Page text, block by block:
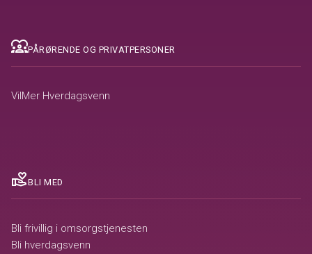
diversity_1PÅRØRENDE OG PRIVATPERSONER
VilMer Hverdagsvenn
volunteer_activismBLI MED
Bli frivillig i omsorgstjenesten
Bli hverdagsvenn